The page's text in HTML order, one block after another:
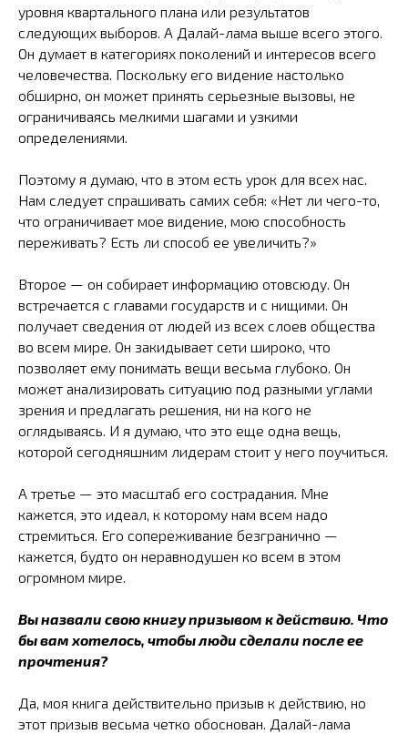
уровня квартального плана или результатов
следующих выборов. А Далай-лама выше всего этого.
Он думает в категориях поколений и интересов всего
человечества. Поскольку его видение настолько
обширно, он может принять серьезные вызовы, не
ограничиваясь мелкими шагами и узкими
определениями.
Поэтому я думаю, что в этом есть урок для всех нас.
Нам следует спрашивать самих себя: «Нет ли чего-то,
что ограничивает мое видение, мою способность
переживать? Есть ли способ ее увеличить?»
Второе — он собирает информацию отовсюду. Он
встречается с главами государств и с нищими. Он
получает сведения от людей из всех слоев общества
во всем мире. Он закидывает сети широко, что
позволяет ему понимать вещи весьма глубоко. Он
может анализировать ситуацию под разными углами
зрения и предлагать решения, ни на кого не
оглядываясь. И я думаю, что это еще одна вещь,
которой сегодняшним лидерам стоит у него поучиться.
А третье — это масштаб его сострадания. Мне
кажется, это идеал, к которому нам всем надо
стремиться. Его сопереживание безгранично —
кажется, будто он неравнодушен ко всем в этом
огромном мире.
Вы назвали свою книгу призывом к действию. Что
бы вам хотелось, чтобы люди сделали после ее
прочтения?
Да, моя книга действительно призыв к действию, но
этот призыв весьма четко обоснован. Далай-лама